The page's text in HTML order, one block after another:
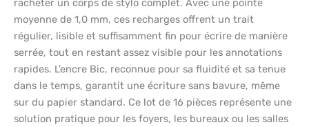
racheter un corps de stylo complet. Avec une pointe
moyenne de 1,0 mm, ces recharges offrent un trait
régulier, lisible et suffisamment fin pour écrire de manière
serrée, tout en restant assez visible pour les annotations
rapides. L’encre Bic, reconnue pour sa fluidité et sa tenue
dans le temps, garantit une écriture sans bavure, même
sur du papier standard. Ce lot de 16 pièces représente une
solution pratique pour les foyers, les bureaux ou les salles